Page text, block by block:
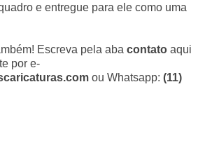
e entregue para ele como uma
Escreva pela aba contato aqui
por e-
ou Whatsapp: (11)